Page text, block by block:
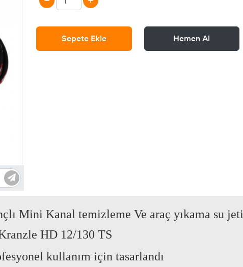
Sepete Ekle Hemen Al
Mini Kanal temizleme Ve araç yıkama su jeti
HD 12/130 TS
kullanım için tasarlandı